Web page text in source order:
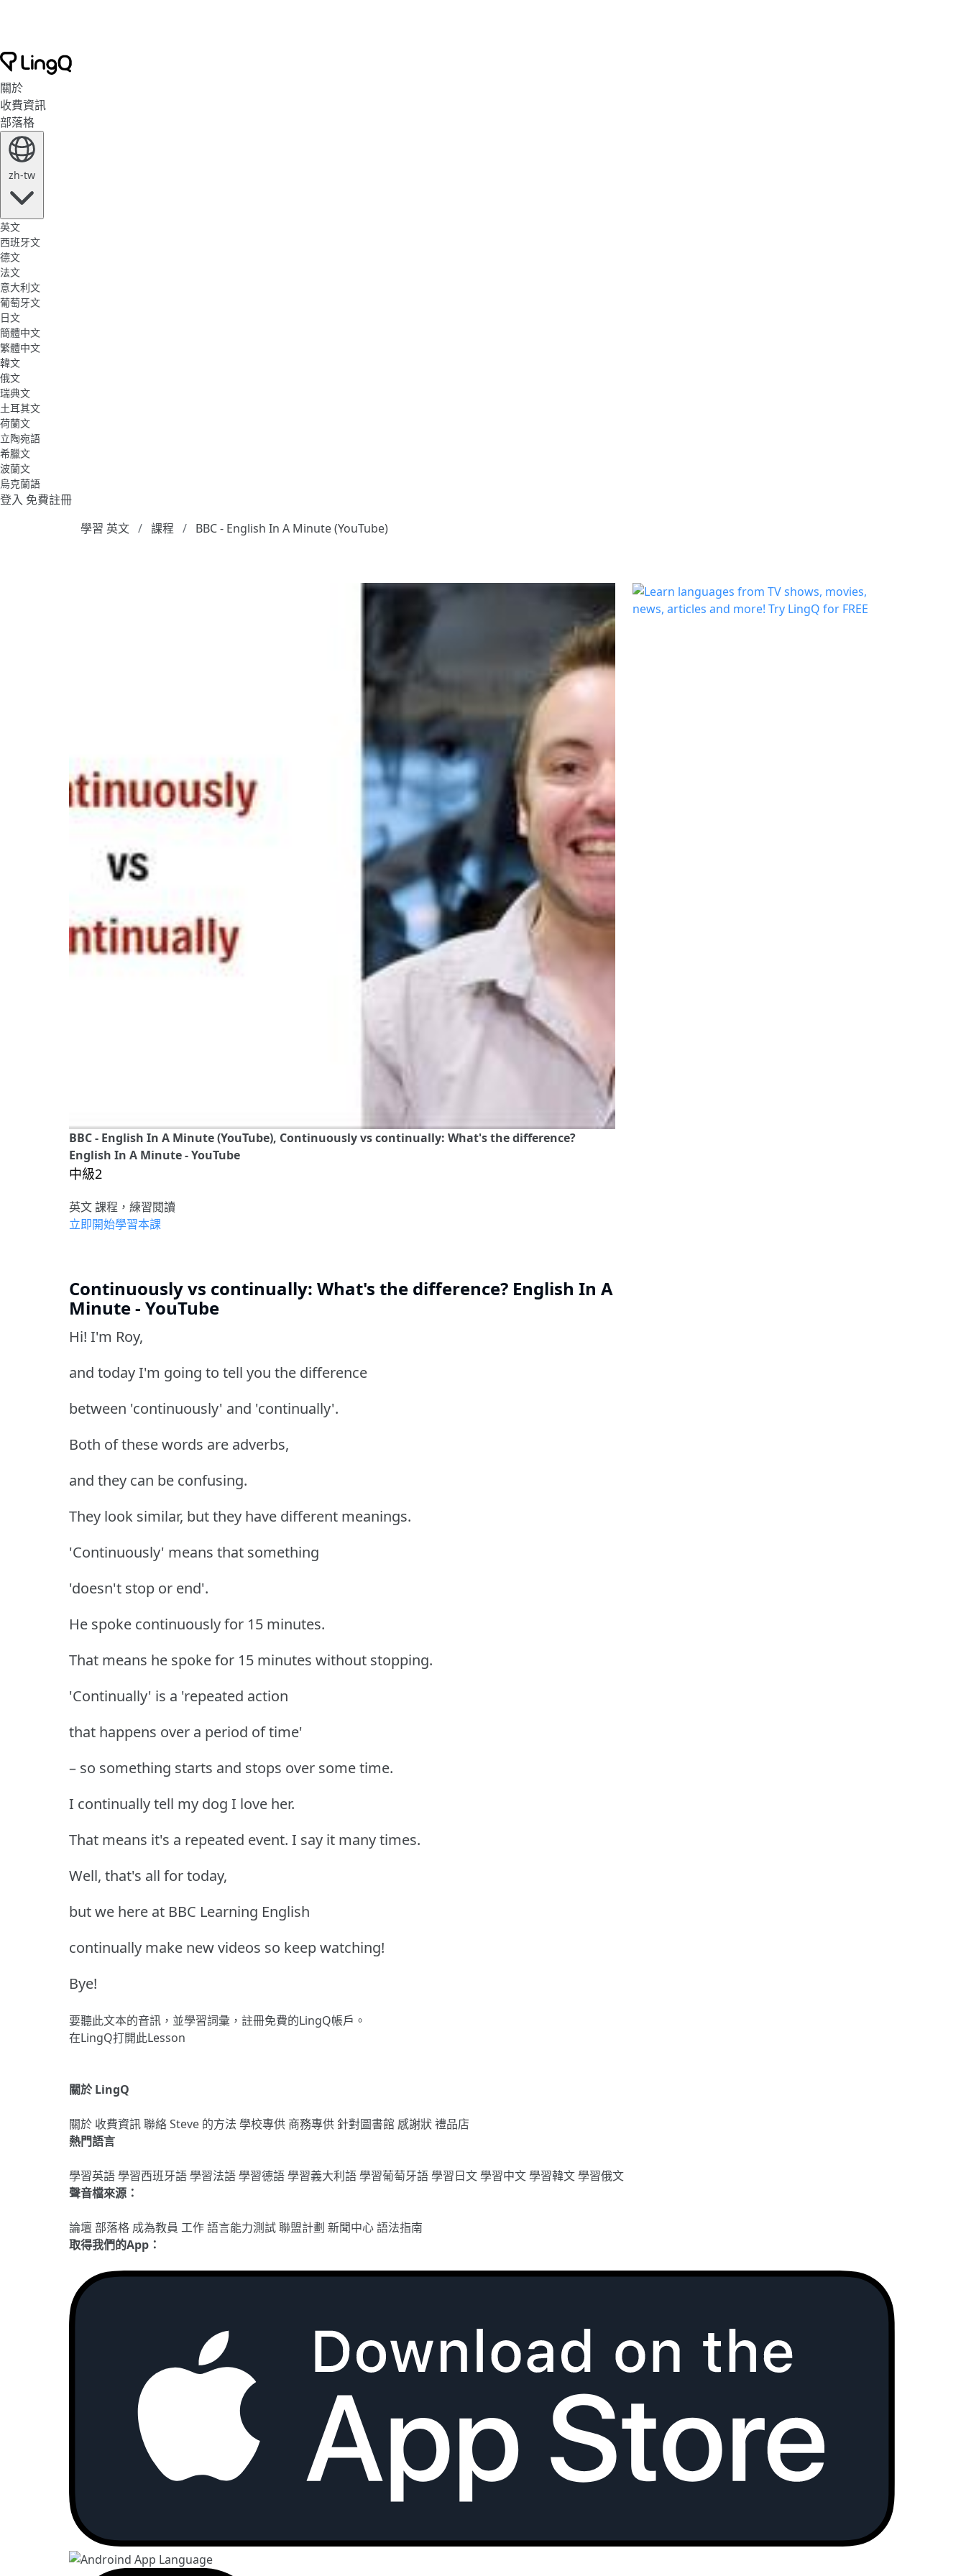
關於
收費資訊
部落格
zh-tw
英文
西班牙文
德文
法文
意大利文
葡萄牙文
日文
簡體中文
繁體中文
韓文
俄文
瑞典文
土耳其文
荷蘭文
立陶宛語
希臘文
波蘭文
烏克蘭語
登入 免費註冊
學習 英文
課程 BBC - English In A Minute (YouTube)
BBC - English In A Minute (YouTube), Continuously vs continually: What's the difference?
English In A Minute - YouTube
中級2
英文 課程，練習閱讀
立即開始學習本課
Continuously vs continually: What's the difference? English In A
Minute - YouTube
Hi! I'm Roy,
and today I'm going to tell you the difference
between 'continuously' and 'continually'.
Both of these words are adverbs,
and they can be confusing.
They look similar, but they have different meanings.
'Continuously' means that something
'doesn't stop or end'.
He spoke continuously for 15 minutes.
That means he spoke for 15 minutes without stopping.
'Continually' is a 'repeated action
that happens over a period of time'
– so something starts and stops over some time.
I continually tell my dog I love her.
That means it's a repeated event. I say it many times.
Well, that's all for today,
but we here at BBC Learning English
continually make new videos so keep watching!
Bye!
要聽此文本的音訊，並學習詞彙， 註冊免費的LingQ帳戶。
在LingQ打開此Lesson
關於 LingQ
關於 收費資訊聯絡Steve 的方法 學校專供 商務專供 針對圖書館 感謝狀禮品店
熱門語言
學習英語學習西班牙語學習法語學習德語學習義大利語學習葡萄牙語學習日文學習中文學習韓文學習俄文
聲音檔來源：
論壇部落格 成為教員 工作語言能力測試聯盟計劃 新聞中心語法指南
取得我們的App：